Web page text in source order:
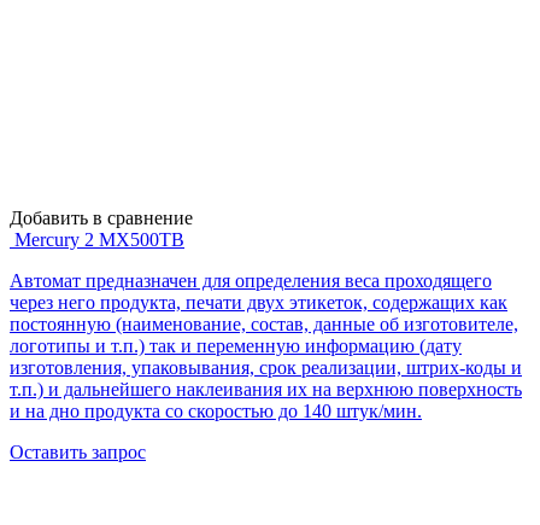
Добавить в сравнение
Mercury 2 MX500TB
Автомат предназначен для определения веса проходящего
через него продукта, печати двух этикеток, содержащих как
постоянную (наименование, состав, данные об изготовителе,
логотипы и т.п.) так и переменную информацию (дату
изготовления, упаковывания, срок реализации, штрих-коды и
т.п.) и дальнейшего наклеивания их на верхнюю поверхность
и на дно продукта со скоростью до 140 штук/мин.
Оставить запрос